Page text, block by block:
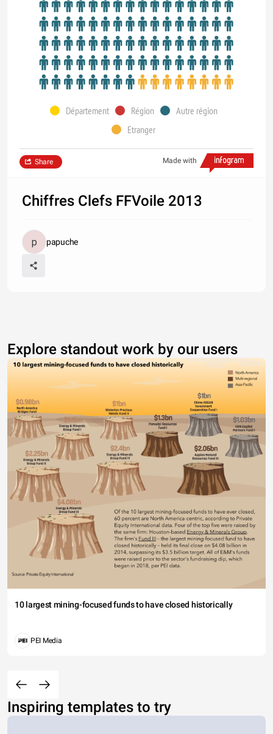
Département Région
Autre région
Etranger
Made with
Share
Chiffres Clefs FFVoile 2013
papuche
Explore standout work by our users
10 largest mining-focused funds to have closed historically
PEI Media
Inspiring templates to try